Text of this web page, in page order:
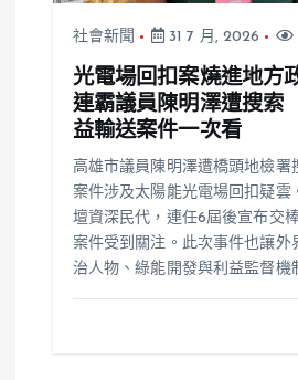
社會新聞 31 7 月, 2026
光電場回扣案燒進地方
連霸議員陳明澤遭搜
益輸送案件一次看
高雄市議員陳明澤遭橋頭地檢署
案件涉及太陽能光電場回扣疑雲
壇資深民代，連任6屆後宣布交
案件受到關注。此次事件也讓外
治人物、綠能開發與利益監督機